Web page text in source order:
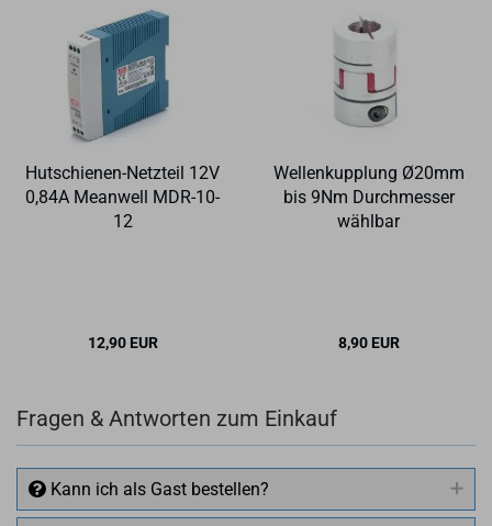
Hutschienen-​​Netz­teil 12V
0,84A Me­an­well MDR-​10-
12
12,90 EUR
Wel­len­kupp­lung Ø20mm
bis 9Nm Durch­mes­ser
wähl­bar
8,90 EUR
Fragen & Antworten zum Einkauf
Kann ich als Gast bestellen?